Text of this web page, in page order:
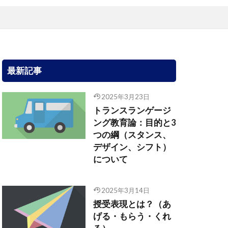
最新記事
2025年3月23日
トランスランゲージ
ング教育論：目的と3
つの綱（スタンス、
デザイン、シフト）
について
2025年3月14日
授受表現とは？（あ
げる・もらう・くれ